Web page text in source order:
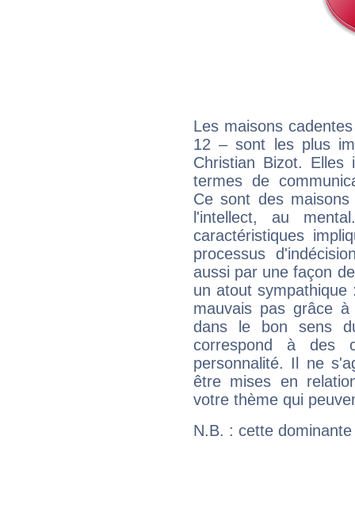
Les maisons
12 – sont les plus
Christian Bizot. Elles
termes de
Ce sont des
l'intellect, au
caractéristiques
processus
aussi par une façon
un atout
mauvais pas grâce
dans le bon sens
correspond à des
personnalité. Il ne
être mises en
votre thème qui
N.B. : cette